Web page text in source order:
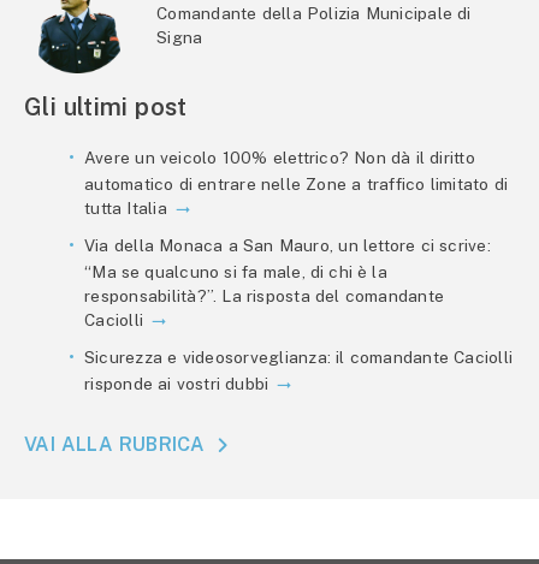
Comandante della Polizia Municipale di
Signa
Gli ultimi post
Avere un veicolo 100% elettrico? Non dà il diritto
automatico di entrare nelle Zone a traffico limitato di
tutta Italia
Via della Monaca a San Mauro, un lettore ci scrive:
“Ma se qualcuno si fa male, di chi è la
responsabilità?”. La risposta del comandante
Caciolli
Sicurezza e videosorveglianza: il comandante Caciolli
risponde ai vostri dubbi
VAI ALLA RUBRICA